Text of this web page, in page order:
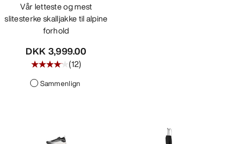
Vår letteste og mest
slitesterke skalljakke til alpine
forhold
DKK 3,999.00
(12)
Sammenlign